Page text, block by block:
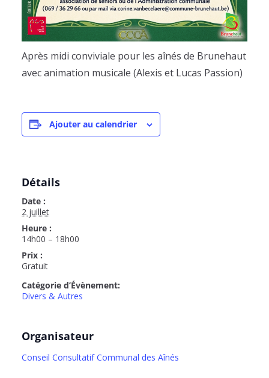
Après midi conviviale pour les aînés de Brunehaut
avec animation musicale (Alexis et Lucas Passion)
Ajouter au calendrier
Détails
Date :
2 juillet
Heure :
14h00 – 18h00
Prix :
Gratuit
Catégorie d’Évènement:
Divers & Autres
Organisateur
Conseil Consultatif Communal des Aînés